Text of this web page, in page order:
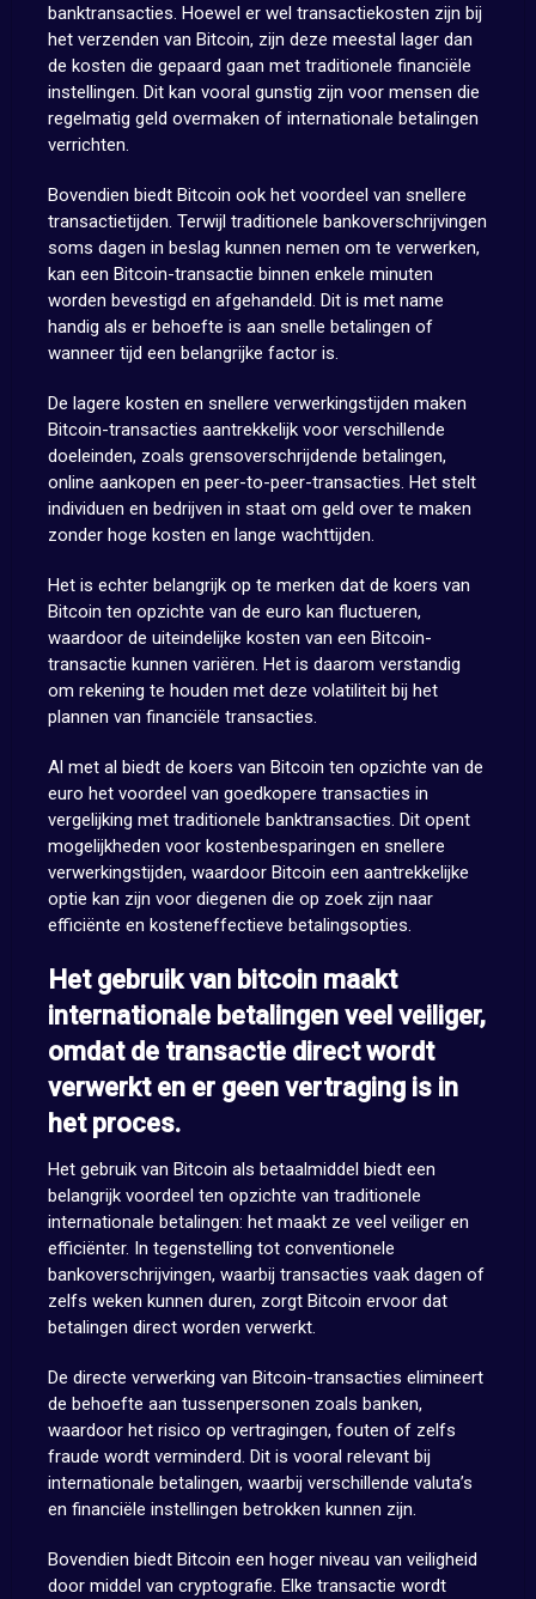
banktransacties. Hoewel er wel transactiekosten zijn bij
het verzenden van Bitcoin, zijn deze meestal lager dan
de kosten die gepaard gaan met traditionele financiële
instellingen. Dit kan vooral gunstig zijn voor mensen die
regelmatig geld overmaken of internationale betalingen
verrichten.
Bovendien biedt Bitcoin ook het voordeel van snellere
transactietijden. Terwijl traditionele bankoverschrijvingen
soms dagen in beslag kunnen nemen om te verwerken,
kan een Bitcoin-transactie binnen enkele minuten
worden bevestigd en afgehandeld. Dit is met name
handig als er behoefte is aan snelle betalingen of
wanneer tijd een belangrijke factor is.
De lagere kosten en snellere verwerkingstijden maken
Bitcoin-transacties aantrekkelijk voor verschillende
doeleinden, zoals grensoverschrijdende betalingen,
online aankopen en peer-to-peer-transacties. Het stelt
individuen en bedrijven in staat om geld over te maken
zonder hoge kosten en lange wachttijden.
Het is echter belangrijk op te merken dat de koers van
Bitcoin ten opzichte van de euro kan fluctueren,
waardoor de uiteindelijke kosten van een Bitcoin-
transactie kunnen variëren. Het is daarom verstandig
om rekening te houden met deze volatiliteit bij het
plannen van financiële transacties.
Al met al biedt de koers van Bitcoin ten opzichte van de
euro het voordeel van goedkopere transacties in
vergelijking met traditionele banktransacties. Dit opent
mogelijkheden voor kostenbesparingen en snellere
verwerkingstijden, waardoor Bitcoin een aantrekkelijke
optie kan zijn voor diegenen die op zoek zijn naar
efficiënte en kosteneffectieve betalingsopties.
Het gebruik van bitcoin maakt
internationale betalingen veel veiliger,
omdat de transactie direct wordt
verwerkt en er geen vertraging is in
het proces.
Het gebruik van Bitcoin als betaalmiddel biedt een
belangrijk voordeel ten opzichte van traditionele
internationale betalingen: het maakt ze veel veiliger en
efficiënter. In tegenstelling tot conventionele
bankoverschrijvingen, waarbij transacties vaak dagen of
zelfs weken kunnen duren, zorgt Bitcoin ervoor dat
betalingen direct worden verwerkt.
De directe verwerking van Bitcoin-transacties elimineert
de behoefte aan tussenpersonen zoals banken,
waardoor het risico op vertragingen, fouten of zelfs
fraude wordt verminderd. Dit is vooral relevant bij
internationale betalingen, waarbij verschillende valuta’s
en financiële instellingen betrokken kunnen zijn.
Bovendien biedt Bitcoin een hoger niveau van veiligheid
door middel van cryptografie. Elke transactie wordt